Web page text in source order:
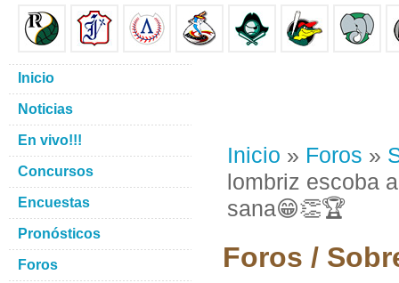
Inicio » Foros »
lombriz escoba
sana😁👏🏆
Foros /
Inicio
Noticias
En vivo!!!
Concursos
Encuestas
Pronósticos
Foros